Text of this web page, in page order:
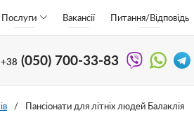
Послуги Вакансії Питання/Відповідь
+38 (050) 700-33-83
/ Пансіонати для літніх людей Балаклія